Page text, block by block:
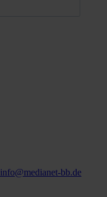
info@medianet-bb.de